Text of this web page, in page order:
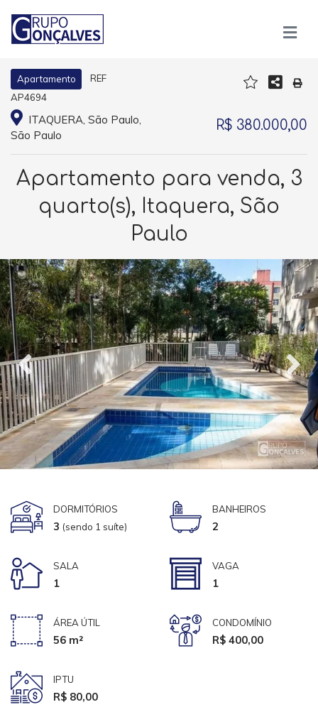
Apartamento
REF
AP4694
ITAQUERA, São Paulo,
São Paulo
R$ 380.000,00
Apartamento para venda, 3
quarto(s), Itaquera, São
Paulo
DORMITÓRIOS
3 (sendo 1 suíte)
BANHEIROS
2
SALA
1
VAGA
1
ÁREA ÚTIL
56 m²
CONDOMÍNIO
R$ 400,00
IPTU
R$ 80,00